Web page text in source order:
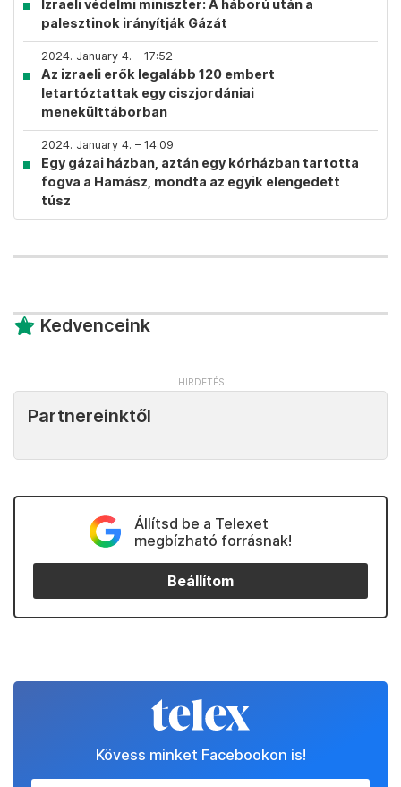
Izraeli védelmi miniszter: A háború után a
palesztinok irányítják Gázát
2024. January 4. – 17:52
Az izraeli erők legalább 120 embert
letartóztattak egy ciszjordániai
menekülttáborban
2024. January 4. – 14:09
Egy gázai házban, aztán egy kórházban tartotta
fogva a Hamász, mondta az egyik elengedett
túsz
Kedvenceink
Partnereinktől
Állítsd be a Telexet
megbízható forrásnak!
Beállítom
Kövess minket Facebookon is!